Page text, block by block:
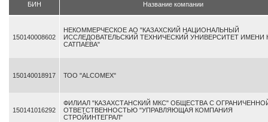
БИН Название компании
150140008602
НЕКОММЕРЧЕСКОЕ АО "КАЗАХСКИЙ НАЦИОНАЛЬНЫЙ
ИССЛЕДОВАТЕЛЬСКИЙ ТЕХНИЧЕСКИЙ УНИВЕРСИТЕТ ИМЕНИ
САТПАЕВА"
150140018917 ТОО "ALCOMEX"
150141016292
ФИЛИАЛ "КАЗАХСТАНСКИЙ МКС" ОБЩЕСТВА С
ОТВЕТСТВЕННОСТЬЮ "УПРАВЛЯЮЩАЯ КОМПАНИЯ
СТРОЙИНТЕГРАЛ"